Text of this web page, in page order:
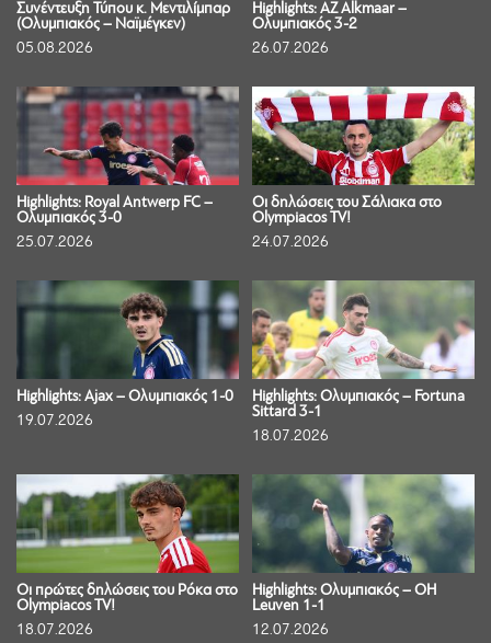
Συνέντευξη Τύπου κ. Μεντιλίμπαρ
(Ολυμπιακός – Ναϊμέγκεν)
05.08.2026
Highlights: AZ Alkmaar –
Ολυμπιακός 3-2
26.07.2026
Highlights: Royal Antwerp FC –
Ολυμπιακός 3-0
25.07.2026
Οι δηλώσεις του Σάλιακα στο
Olympiacos TV!
24.07.2026
Highlights: Ajax – Ολυμπιακός 1-0
19.07.2026
Highlights: Ολυμπιακός – Fortuna
Sittard 3-1
18.07.2026
Οι πρώτες δηλώσεις του Ρόκα στο
Olympiacos TV!
18.07.2026
Highlights: Ολυμπιακός – OH
Leuven 1-1
12.07.2026